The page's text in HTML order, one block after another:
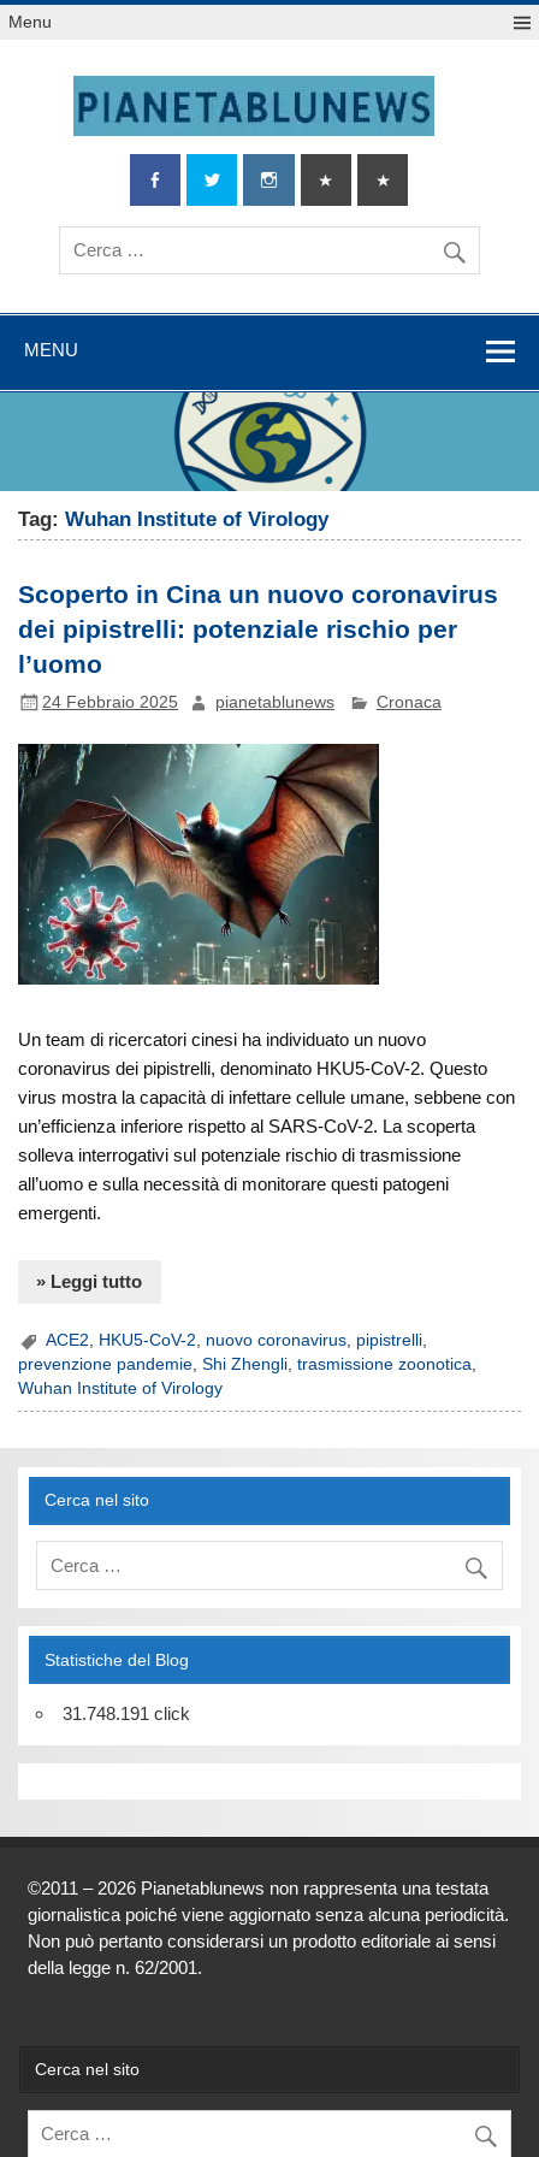
Salta
alMenu
MENU
Tag:Wuhan Institute of Virology
Scoperto in Cina un nuovo coronavirus
dei pipistrelli: potenziale rischio per
l’uomo
24 Febbraio 2025 pianetablunews Cronaca
Un team di ricercatori cinesi ha individuato un nuovo
coronavirus dei pipistrelli, denominato HKU5-CoV-2. Questo
virus mostra la capacità di infettare cellule umane, sebbene con
un’efficienza inferiore rispetto al SARS-CoV-2. La scoperta
solleva interrogativi sul potenziale rischio di trasmissione
all’uomo e sulla necessità di monitorare questi patogeni
emergenti.
» Leggi tutto
ACE2, HKU5-CoV-2, nuovo coronavirus, pipistrelli,
prevenzione pandemie,Shi Zhengli,trasmissione zoonotica,
Wuhan Institute of Virology
Cerca nel sito
Statistiche del Blog
31.748.191 click
©2011 – 2026 Pianetablunews non rappresenta una testata
giornalistica poiché viene aggiornato senza alcuna periodicità.
Non può pertanto considerarsi un prodotto editoriale ai sensi
della legge n. 62/2001.
Cerca nel sito